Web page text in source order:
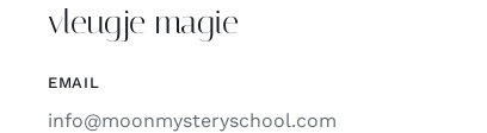
vleugje magie
EMAIL
info@moonmysteryschool.com